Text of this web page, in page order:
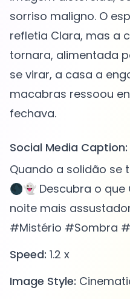
sorriso maligno. O
refletia Clara, mas a
tornara, alimentada
se virar, a casa a
macabras ressoou
Social Media Caption:
Quando a solidão se
🌑👻 Descubra o
noite mais
#Mistério #Sombra
Speed: 1.2 x
Image Style: